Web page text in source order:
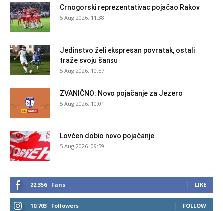
Crnogorski reprezentativac pojačao Rakov
5 Aug 2026. 11:38
Jedinstvo želi ekspresan povratak, ostali
traže svoju šansu
5 Aug 2026. 10:57
ZVANIČNO: Novo pojačanje za Jezero
5 Aug 2026. 10:01
Lovćen dobio novo pojačanje
5 Aug 2026. 09:59
22,356 Fans LIKE
10,703 Followers FOLLOW